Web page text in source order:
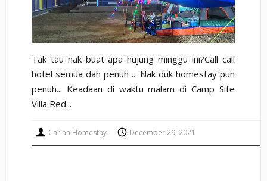
Tak tau nak buat apa hujung minggu ini?Call call
hotel semua dah penuh ... Nak duk homestay pun
penuh... Keadaan di waktu malam di Camp Site
Villa Red...
Carian Homestay December 29, 2021